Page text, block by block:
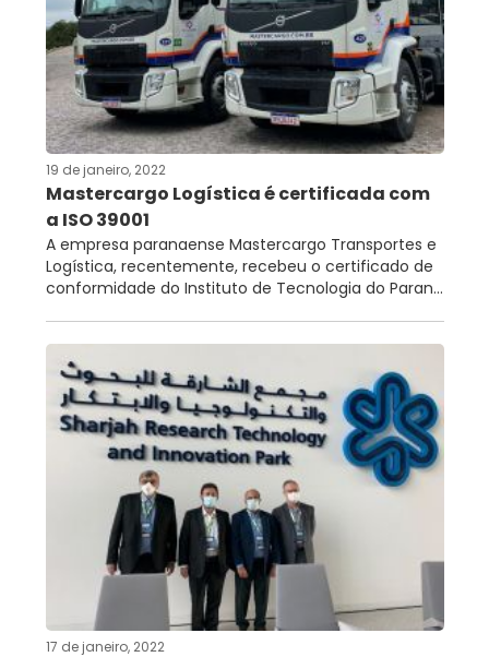
19 de janeiro, 2022
Mastercargo Logística é certificada com
a ISO 39001
A empresa paranaense Mastercargo Transportes e
Logística, recentemente, recebeu o certificado de
conformidade do Instituto de Tecnologia do Paran...
17 de janeiro, 2022